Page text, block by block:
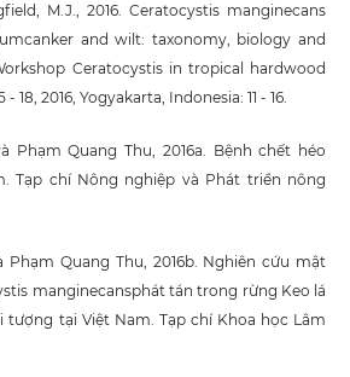
M.J., 2016. Ceratocystis manginecans
and wilt: taxonomy, biology and
Ceratocystis in tropical hardwood
18, 2016, Yogyakarta, Indonesia: 11 - 16.
Phạm Quang Thu, 2016a. Bệnh chết héo
Tạp chí Nông nghiệp và Phát triển nông
Phạm Quang Thu, 2016b. Nghiên cứu mật
manginecansphát tán trong rừng Keo lá
tượng tại Việt Nam. Tạp chí Khoa học Lâm